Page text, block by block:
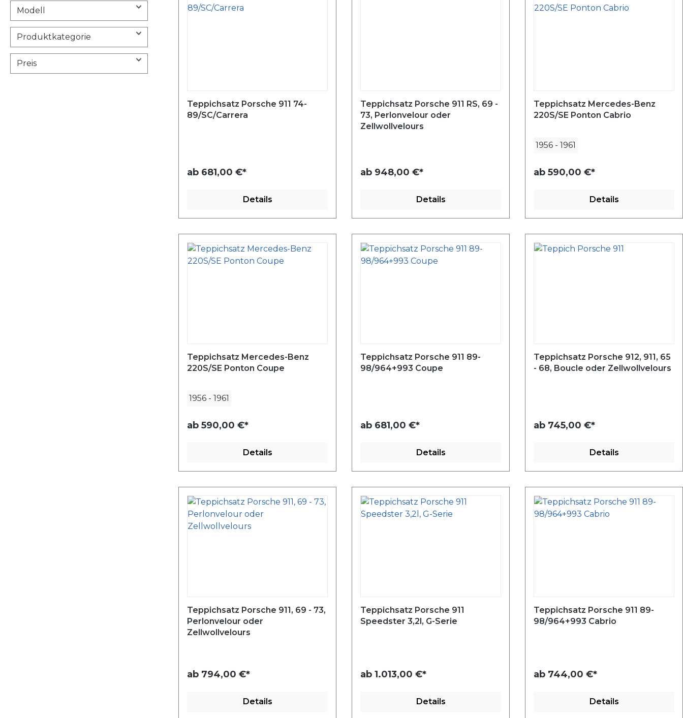
Modell
Produktkategorie
Preis
Teppichsatz Porsche 911 74-
89/SC/Carrera
ab 681,00 €*
Details
Teppichsatz Porsche 911 RS, 69 -
73, Perlonvelour oder
Zellwollvelours
ab 948,00 €*
Details
Teppichsatz Mercedes-Benz
220S/SE Ponton Cabrio
1956 - 1961
ab 590,00 €*
Details
Teppichsatz Mercedes-Benz
220S/SE Ponton Coupe
1956 - 1961
ab 590,00 €*
Details
Teppichsatz Porsche 911 89-
98/964+993 Coupe
ab 681,00 €*
Details
Teppichsatz Porsche 912, 911, 65
- 68, Boucle oder Zellwollvelours
ab 745,00 €*
Details
Teppichsatz Porsche 911, 69 - 73,
Perlonvelour oder
Zellwollvelours
ab 794,00 €*
Details
Teppichsatz Porsche 911
Speedster 3,2l, G-Serie
ab 1.013,00 €*
Details
Teppichsatz Porsche 911 89-
98/964+993 Cabrio
ab 744,00 €*
Details